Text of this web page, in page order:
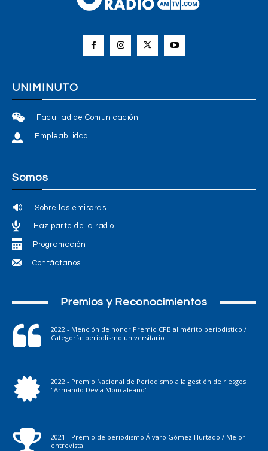
UNIMINUTO
Facultad de Comunicación
Empleabilidad
Somos
Sobre las emisoras
Haz parte de la radio
Programación
Contáctanos
Premios y Reconocimientos
2022 - Mención de honor Premio CPB al mérito periodístico /
Categoría: periodismo universitario
2022 - Premio Nacional de Periodismo a la gestión de riesgos
"Armando Devia Moncaleano"
2021 - Premio de periodismo Álvaro Gómez Hurtado / Mejor
entrevista